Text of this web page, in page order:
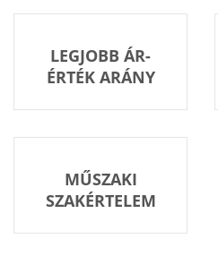
LEGJOBB ÁR-
ÉRTÉK ARÁNY
MŰSZAKI
SZAKÉRTELEM